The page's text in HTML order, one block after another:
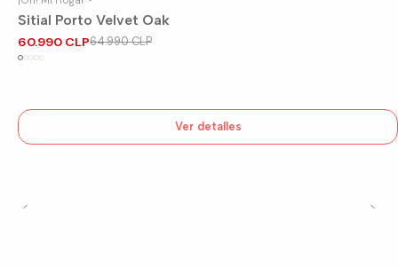
-6%
OFF
Agotado
Sitial Porto Velvet Oak
60.990 CLP64.990 CLP
Ver detalles